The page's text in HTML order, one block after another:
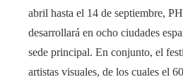
abril hasta el 14 de septiembre,
desarrollará en ocho ciudades
sede principal. En conjunto, el
artistas visuales, de los cuales el